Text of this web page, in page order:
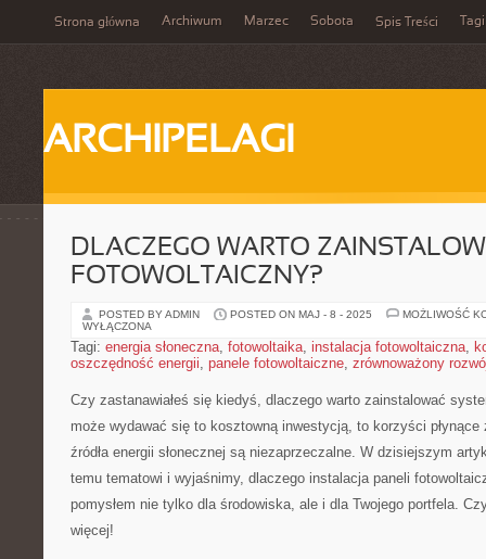
Strona główna Archiwum Marzec Sobota Spis Treści Tagi
ARCHIPELAGI
DLACZEGO WARTO
FOTOWOLTAICZNY?
POSTED BY ADMIN POSTED ON MAJ - 8 - 2025
MOŻLIWOŚĆ
WYŁĄCZONA
Tagi: energia słoneczna, fotowoltaika, instalacja fotowoltaiczna,
oszczędność energii, panele fotowoltaiczne, zrównoważony
Czy⁢ zastanawiałeś‌ się kiedyś,​ dlaczego ⁣warto zainstalować​
może wydawać się to kosztowną inwestycją, to korzyści płynące⁣
źródła ​energii ‌słonecznej ⁤są⁤ niezaprzeczalne. W dzisiejszym‍
temu tematowi i wyjaśnimy,‍ dlaczego⁢ instalacja paneli
pomysłem ⁣nie tylko ⁤dla środowiska, ⁤ale i dla Twojego portfela.
więcej!